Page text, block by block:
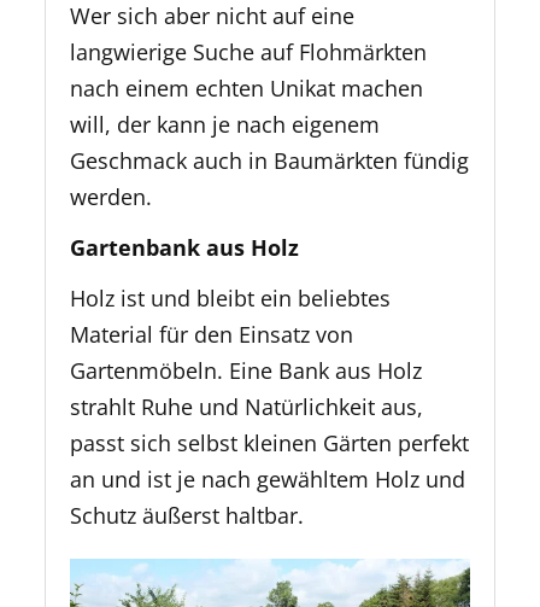
Wer sich aber nicht auf eine
langwierige Suche auf Flohmärkten
nach einem echten Unikat machen
will, der kann je nach eigenem
Geschmack auch in Baumärkten fündig
werden.
Gartenbank aus Holz
Holz ist und bleibt ein beliebtes
Material für den Einsatz von
Gartenmöbeln. Eine Bank aus Holz
strahlt Ruhe und Natürlichkeit aus,
passt sich selbst kleinen Gärten perfekt
an und ist je nach gewähltem Holz und
Schutz äußerst haltbar.